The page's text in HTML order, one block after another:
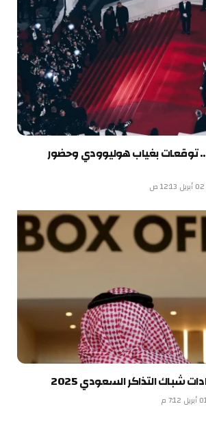
مهرجان كان 2026.. توقعات بغياب هوليوودي وحضور